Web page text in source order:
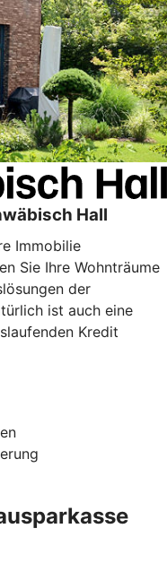
Hall
Immobilie
Sie Ihre Wohnträume
der
ist auch eine
Kredit